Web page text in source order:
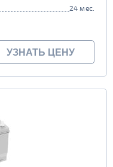
24 мес.
УЗНАТЬ ЦЕНУ